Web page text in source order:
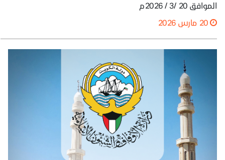
الموافق 20 /3 / 2026م